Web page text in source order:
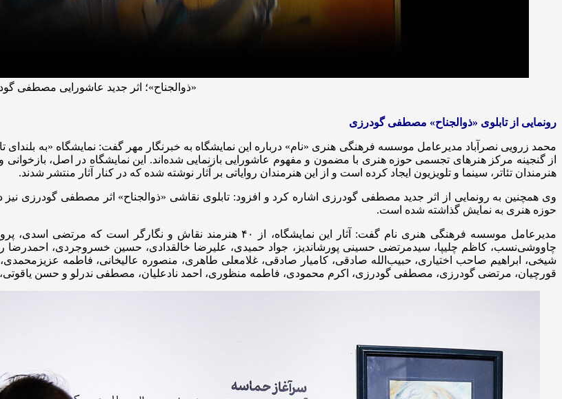
«ذوالجناح»؛ اثر جدید عاشورایی مصطفی
رونمایی از تابلوی «ذوالجناح» مصطفی گودرزی
از گنجینه مرکز هنرهای تجسمی حوزه هنری با مضمون و مفهوم عاشورایی بازنمایی شده‌اند. این نمایشگاه در اصل، بازخوانی
هنرمندان تئاتر، سینما و تلویزیون ایجاد کرده است و از این هنرمندان روایاتی بر آثار نوشته شده که در کنار آثار منتشر شدند.
حوزه هنری به نمایش گذاشته شده است.
مدیرعامل موسسه فرهنگی هنری نام گفت: آثار این نمایشگاه، از ۴۰ هنرمند
چاووشی‌نسب، کاظم چلیپا، سیدمرتضی حسینی پورشاندیز، جواد حمیدی، علیرضا خالقدادی، حسین خسروجردی،
شیخی، ابراهیم صاحب اختیاری، حبیب‌الله صادقی، کامیار صادقی، غلامعلی طاهری، منصوره عالیخانی، فاطمه
قورچیان، مرتضی گودرزی، مصطفی گودرزی، اکرم محمودی، فاطمه منظوری، احمد نادعلیان، مصطفی ندرلو و حسن یاقوتی،